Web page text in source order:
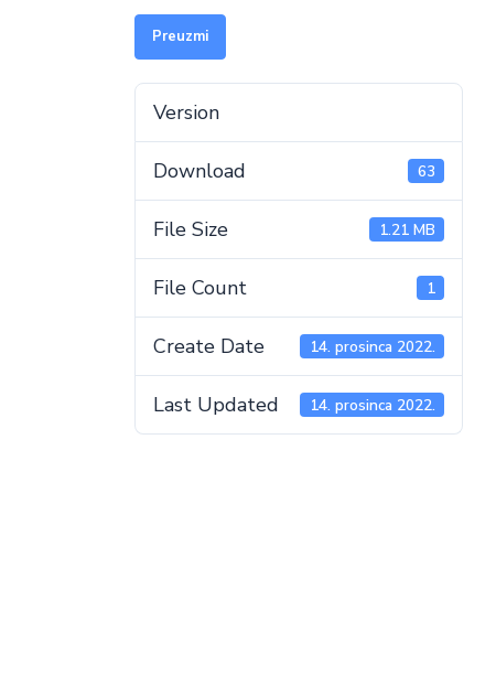
Preuzmi
Version
Download 63
File Size 1.21 MB
File Count 1
Create Date 14. prosinca 2022.
Last Updated 14. prosinca 2022.